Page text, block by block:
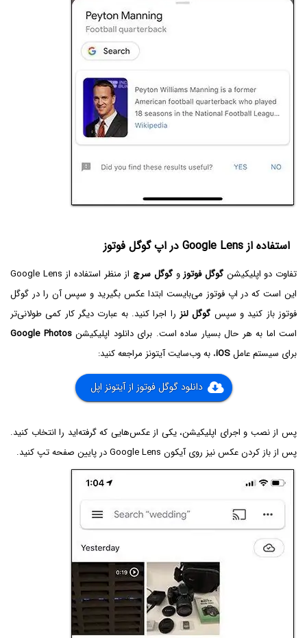
استفاده از Google Lens در اپ گوگل فوتوز
تفاوت دو اپلیکیشنگوگل فوتوز وگوگل سرچ
از منظر استفاده از Google Lens
این است که در اپ فوتوز می‌بایست ابتدا عکس بگیرید و سپس آن را در گوگل
فوتوز باز کنید و سپسگوگل لنز را اجرا کنید. به عبارت دیگر کار کمی طولانی‌تر
است اما به هر حال بسیار ساده است. برای دانلود اپلیکیشنGoogle Photos‌
برای سیستم عاملiOS، به وب‌سایت آیتونز مراجعه کنید:
دانلود گوگل فوتوز از آیتونز اپل
پس از نصب و اجرای اپلیکیشن، یکی از عکس‌هایی که گرفته‌اید را انتخاب کنید.
پس از باز کردن عکس نیز روی آیکون Google Lens در پایین صفحه تپ کنید.